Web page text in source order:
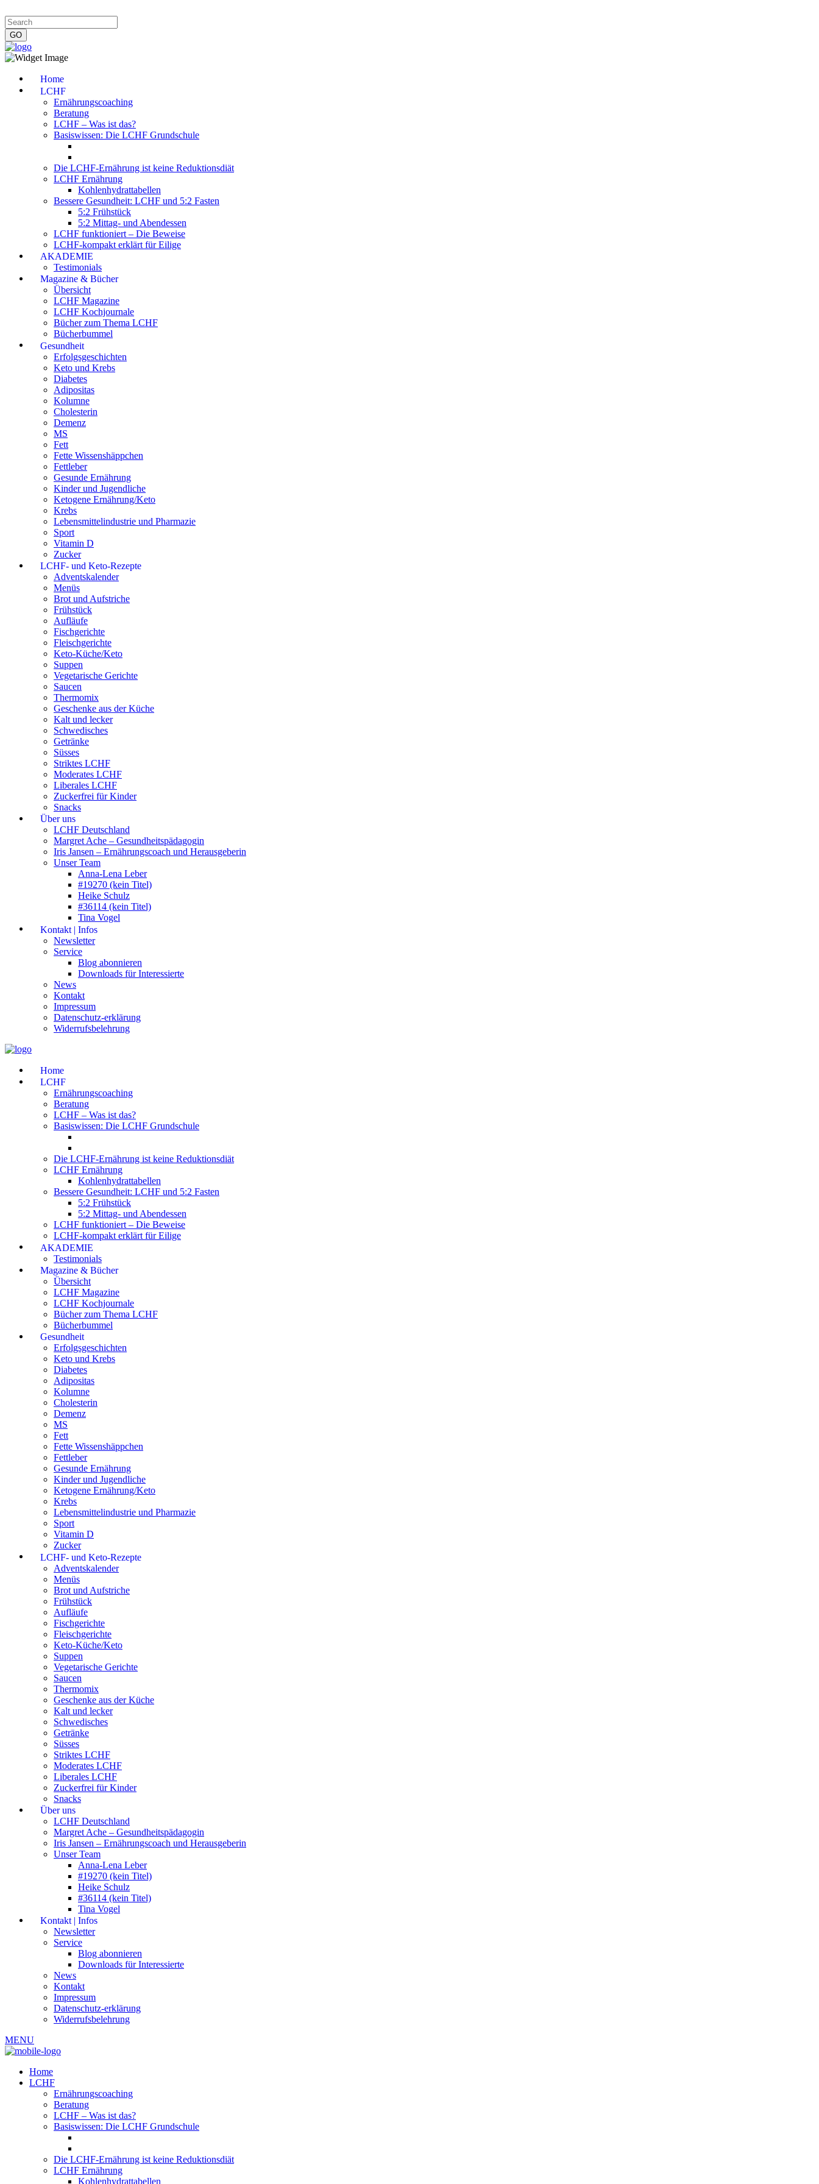
Home
LCHF
Ernährungscoaching
Beratung
LCHF – Was ist das?
Basiswissen: Die LCHF Grundschule
Die LCHF-Ernährung ist keine Reduktionsdiät
LCHF Ernährung
Kohlenhydrattabellen
Bessere Gesundheit: LCHF und 5:2 Fasten
5:2 Frühstück
5:2 Mittag- und Abendessen
LCHF funktioniert – Die Beweise
LCHF-kompakt erklärt für Eilige
AKADEMIE
Testimonials
Magazine & Bücher
Übersicht
LCHF Magazine
LCHF Kochjournale
Bücher zum Thema LCHF
Bücherbummel
Gesundheit
Erfolgsgeschichten
Keto und Krebs
Diabetes
Adipositas
Kolumne
Cholesterin
Demenz
MS
Fett
Fette Wissenshäppchen
Fettleber
Gesunde Ernährung
Kinder und Jugendliche
Ketogene Ernährung/Keto
Krebs
Lebensmittelindustrie und Pharmazie
Sport
Vitamin D
Zucker
LCHF- und Keto-Rezepte
Adventskalender
Menüs
Brot und Aufstriche
Frühstück
Aufläufe
Fischgerichte
Fleischgerichte
Keto-Küche/Keto
Suppen
Vegetarische Gerichte
Saucen
Thermomix
Geschenke aus der Küche
Kalt und lecker
Schwedisches
Getränke
Süsses
Striktes LCHF
Moderates LCHF
Liberales LCHF
Zuckerfrei für Kinder
Snacks
Über uns
LCHF Deutschland
Margret Ache – Gesundheitspädagogin
Iris Jansen – Ernährungscoach und Herausgeberin
Unser Team
Anna-Lena Leber
#19270 (kein Titel)
Heike Schulz
#36114 (kein Titel)
Tina Vogel
Kontakt | Infos
Newsletter
Service
Blog abonnieren
Downloads für Interessierte
News
Kontakt
Impressum
Datenschutz-erklärung
Widerrufsbelehrung
Home
LCHF
Ernährungscoaching
Beratung
LCHF – Was ist das?
Basiswissen: Die LCHF Grundschule
Die LCHF-Ernährung ist keine Reduktionsdiät
LCHF Ernährung
Kohlenhydrattabellen
Bessere Gesundheit: LCHF und 5:2 Fasten
5:2 Frühstück
5:2 Mittag- und Abendessen
LCHF funktioniert – Die Beweise
LCHF-kompakt erklärt für Eilige
AKADEMIE
Testimonials
Magazine & Bücher
Übersicht
LCHF Magazine
LCHF Kochjournale
Bücher zum Thema LCHF
Bücherbummel
Gesundheit
Erfolgsgeschichten
Keto und Krebs
Diabetes
Adipositas
Kolumne
Cholesterin
Demenz
MS
Fett
Fette Wissenshäppchen
Fettleber
Gesunde Ernährung
Kinder und Jugendliche
Ketogene Ernährung/Keto
Krebs
Lebensmittelindustrie und Pharmazie
Sport
Vitamin D
Zucker
LCHF- und Keto-Rezepte
Adventskalender
Menüs
Brot und Aufstriche
Frühstück
Aufläufe
Fischgerichte
Fleischgerichte
Keto-Küche/Keto
Suppen
Vegetarische Gerichte
Saucen
Thermomix
Geschenke aus der Küche
Kalt und lecker
Schwedisches
Getränke
Süsses
Striktes LCHF
Moderates LCHF
Liberales LCHF
Zuckerfrei für Kinder
Snacks
Über uns
LCHF Deutschland
Margret Ache – Gesundheitspädagogin
Iris Jansen – Ernährungscoach und Herausgeberin
Unser Team
Anna-Lena Leber
#19270 (kein Titel)
Heike Schulz
#36114 (kein Titel)
Tina Vogel
Kontakt | Infos
Newsletter
Service
Blog abonnieren
Downloads für Interessierte
News
Kontakt
Impressum
Datenschutz-erklärung
Widerrufsbelehrung
MENU
Home
LCHF
Ernährungscoaching
Beratung
LCHF – Was ist das?
Basiswissen: Die LCHF Grundschule
Die LCHF-Ernährung ist keine Reduktionsdiät
LCHF Ernährung
Kohlenhydrattabellen